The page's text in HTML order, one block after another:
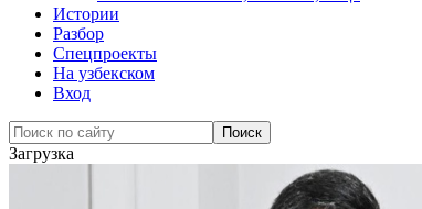
Истории
Разбор
Спецпроекты
На узбекском
Вход
Загрузка